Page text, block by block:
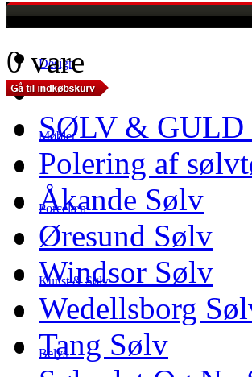
Design
Møbler
Porcelæn
Kunst & Sølv
Belys
0 vare
SØLV & GULD
Polering af
Åkande Sølv
Øresund Sølv
Windsor Sølv
Wedellsborg
Tang Sølv